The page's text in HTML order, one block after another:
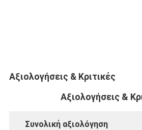
Αξιολογήσεις & Κριτικές
Αξιολογήσεις &
Συνολική αξιολόγηση